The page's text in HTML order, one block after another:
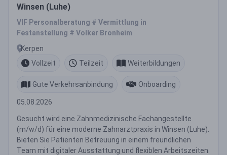
Winsen (Luhe)
VIF Personalberatung # Vermittlung in
Festanstellung # Volker Bronheim
Kerpen
Vollzeit
Teilzeit Weiterbildungen
Gute Verkehrsanbindung Onboarding
05.08.2026
Gesucht wird eine Zahnmedizinische Fachangestellte
(m/w/d) für eine moderne Zahnarztpraxis in Winsen (Luhe).
Bieten Sie Patienten Betreuung in einem freundlichen
Team mit digitaler Ausstattung und flexiblen Arbeitszeiten.